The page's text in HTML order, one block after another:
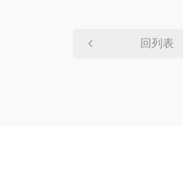
回列表